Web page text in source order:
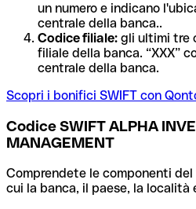
un numero e indicano
centrale della banca..
Codice filiale: gli ultimi tre
filiale della banca. “XXX”
centrale della banca.
Scopri i bonifici SWIFT con
Codice SWIFT ALPHA
MANAGEMENT
Comprendete le componenti
cui la banca, il paese, la località